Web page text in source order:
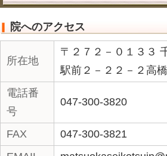
«ボランティアコンサー
ト。